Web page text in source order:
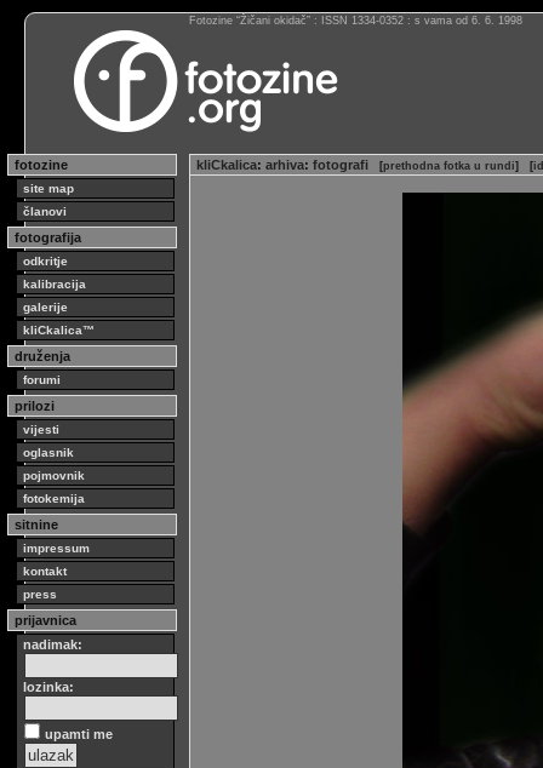
Fotozine “Žičani okidač” : ISSN 1334-0352 : s vama od 6. 6. 1998
fotozine
site map
članovi
fotografija
odkritje
kalibracija
galerije
kliCkalica™
druženja
forumi
prilozi
vijesti
oglasnik
pojmovnik
fotokemija
sitnine
impressum
kontakt
press
prijavnica
nadimak:
lozinka:
upamti me
kliCkalica: arhiva: fotografi [prethodna fotka u rundi] [